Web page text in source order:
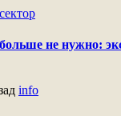
не нужно:
info